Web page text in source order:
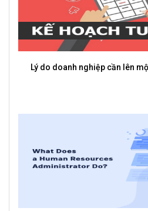
3 Cách Để Nhân Viên Chủ